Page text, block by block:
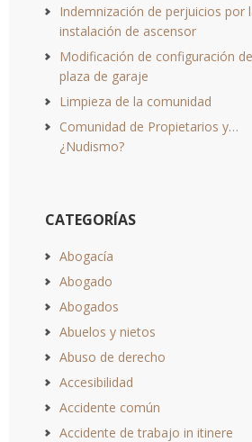
Indemnización de perjuicios por
instalación de ascensor
Modificación de configuración de
plaza de garaje
Limpieza de la comunidad
Comunidad de Propietarios y…
¿Nudismo?
CATEGORÍAS
Abogacía
Abogado
Abogados
Abuelos y nietos
Abuso de derecho
Accesibilidad
Accidente común
Accidente de trabajo in itinere